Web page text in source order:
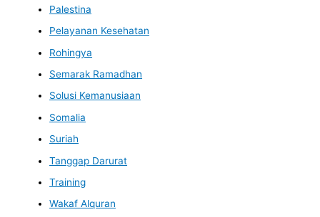
Palestina
Pelayanan Kesehatan
Rohingya
Semarak Ramadhan
Solusi Kemanusiaan
Somalia
Suriah
Tanggap Darurat
Training
Wakaf Alquran